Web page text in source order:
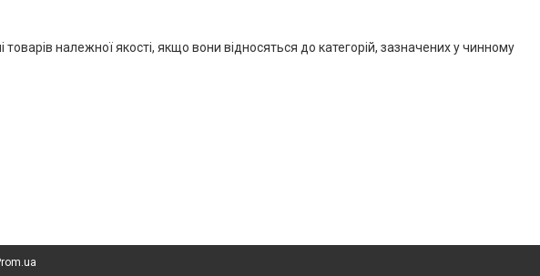
належної якості, якщо вони відносяться до категорій, зазначених у чинному